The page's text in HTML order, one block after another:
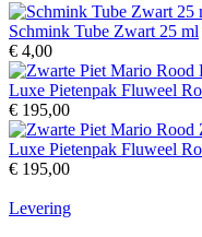
Schmink Tube Zwart 25 ml
€ 4,00
Luxe Pietenpak Fluweel
€ 195,00
Luxe Pietenpak Fluweel
€ 195,00
Levering